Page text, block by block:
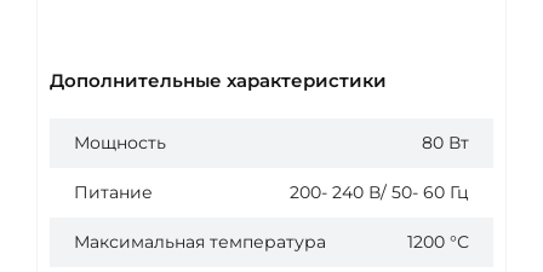
Дополнительные характеристики
Мощность 80 Вт
Питание 200- 240 В/ 50- 60 Гц
Максимальная температура 1200 °С